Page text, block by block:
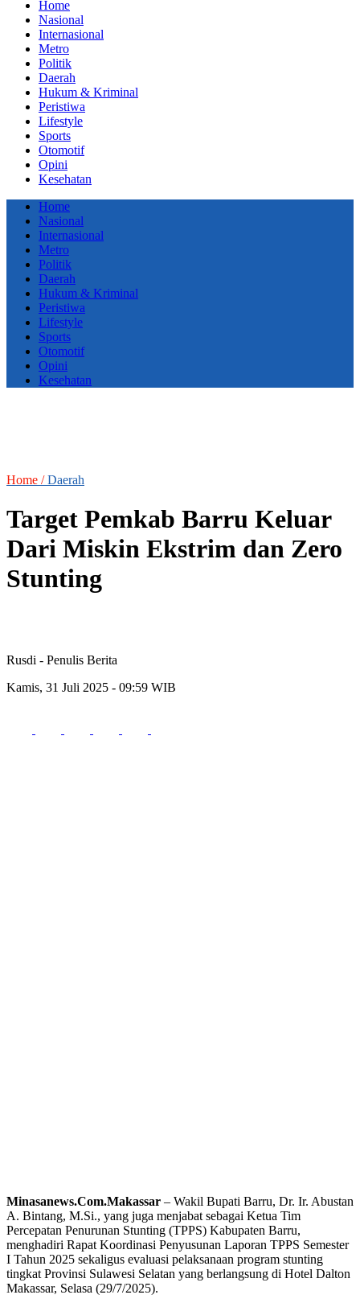
Home
Nasional
Internasional
Metro
Politik
Daerah
Hukum & Kriminal
Peristiwa
Lifestyle
Sports
Otomotif
Opini
Kesehatan
Home
Nasional
Internasional
Metro
Politik
Daerah
Hukum & Kriminal
Peristiwa
Lifestyle
Sports
Otomotif
Opini
Kesehatan
Home /Daerah
Target Pemkab Barru Keluar
Dari Miskin Ekstrim dan Zero
Stunting
Rusdi - Penulis Berita
Kamis, 31 Juli 2025 - 09:59 WIB
Minasanews.Com.Makassar – Wakil Bupati Barru, Dr. Ir. Abustan
A. Bintang, M.Si., yang juga menjabat sebagai Ketua Tim
Percepatan Penurunan Stunting (TPPS) Kabupaten Barru,
menghadiri Rapat Koordinasi Penyusunan Laporan TPPS Semester
I Tahun 2025 sekaligus evaluasi pelaksanaan program stunting
tingkat Provinsi Sulawesi Selatan yang berlangsung di Hotel Dalton
Makassar, Selasa (29/7/2025).